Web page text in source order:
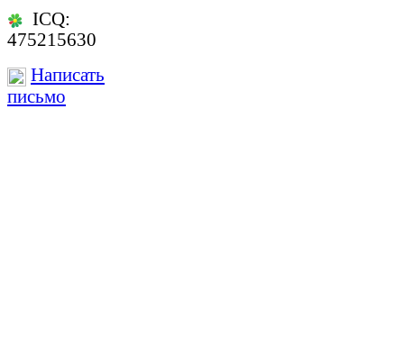
ICQ:
475215630
Написать
письмо